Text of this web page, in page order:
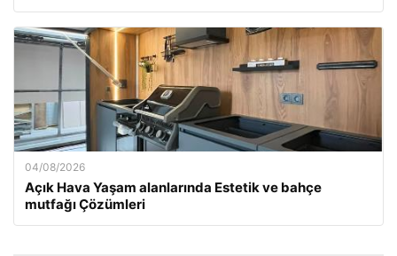
04/08/2026
Açık Hava Yaşam alanlarında Estetik ve bahçe
mutfağı Çözümleri